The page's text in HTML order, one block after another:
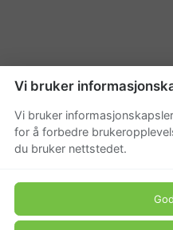
Vi bruker
Vi bruker
for å forbedre
du bruker nettstedet.